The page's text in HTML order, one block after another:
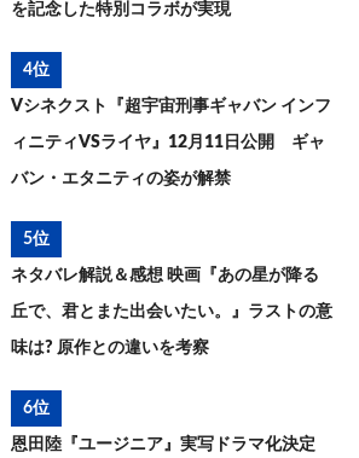
を記念した特別コラボが実現
4位
Vシネクスト『超宇宙刑事ギャバン インフ
ィニティVSライヤ』12月11日公開 ギャ
バン・エタニティの姿が解禁
5位
ネタバレ解説＆感想 映画『あの星が降る
丘で、君とまた出会いたい。』ラストの意
味は? 原作との違いを考察
6位
恩田陸『ユージニア』実写ドラマ化決定